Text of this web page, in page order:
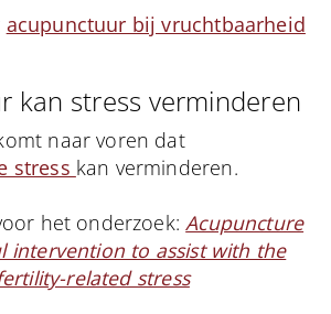
acupunctuur bij vruchtbaarheid
kan stress verminderen
naar voren dat
stress kan verminderen.
het onderzoek:Acupuncture
intervention to assist with the
related stress